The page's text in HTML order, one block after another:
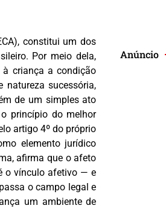
constitui um dos
Por meio dela,
à criança a condição
sucessória,
de um simples ato
princípio do melhor
artigo 4º do próprio
elemento jurídico
afirma que o afeto
o vínculo afetivo — e
o campo legal e
um ambiente de
Anúncio